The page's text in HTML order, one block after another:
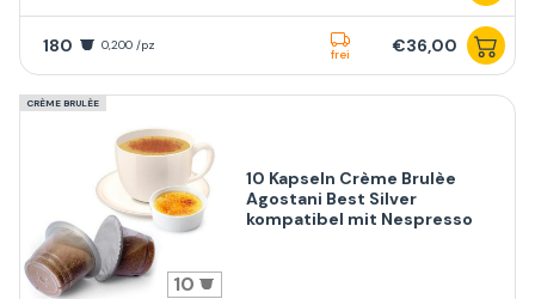
180 0,200 /pz
frei €36,00
CRÈME BRULÈE
10
10 Kapseln Crème Brulèe
Agostani Best Silver
kompatibel mit Nespresso